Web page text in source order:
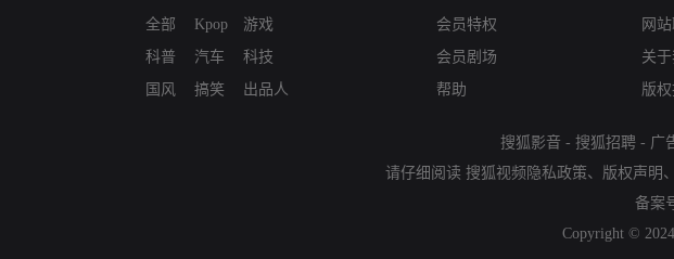
全部
科普
国风
Kpop
汽车
搞笑
游戏
科技
出品人
会员特权
会员剧场
帮助
网
关于
版
搜狐影音 - 搜狐招聘 - 广
请仔细阅读 搜狐视频隐私政策、 版权声明 、
备案
Copyright ©